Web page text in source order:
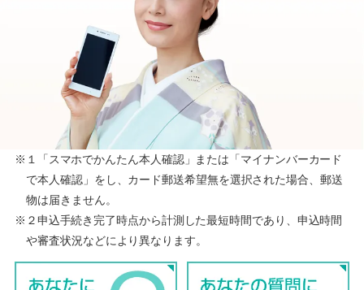
※１「スマホでかんたん本人確認」または「マイナンバーカード
で本人確認」をし、カード郵送希望無を選択された場合、郵送
物は届きません。
※２申込手続き完了時点から計測した最短時間であり、申込時間
や審査状況などにより異なります。